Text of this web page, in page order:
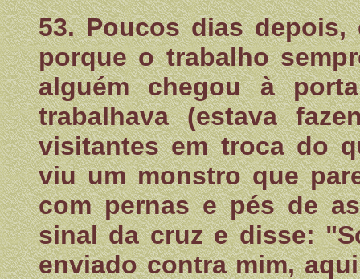
53. Poucos dias depois,
porque o trabalho
alguém chegou à
trabalhava (estava
visitantes em troca do
viu um monstro que
com pernas e pés de
sinal da cruz e disse:
enviado contra mim,